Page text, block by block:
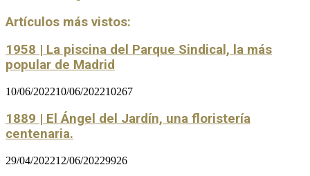
Artículos más vistos:
1958 | La piscina del Parque Sindical, la más
popular de Madrid
10/06/202210/06/202210267
1889 | El Ángel del Jardín, una floristería
centenaria.
29/04/202212/06/20229926